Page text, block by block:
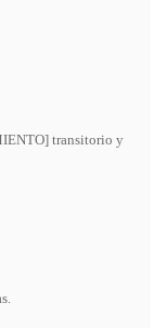
transitorio y